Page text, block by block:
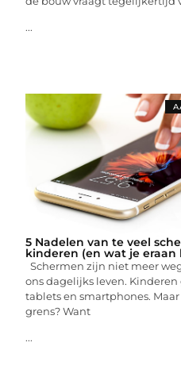
...
5 Nadelen van te veel
kinderen (en wat je eraan
Schermen zijn niet meer
ons dagelijks leven.
tablets en smartphones.
grens? Want
...